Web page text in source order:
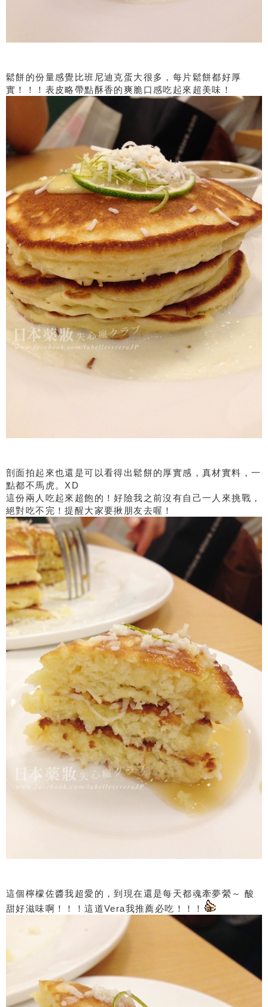
鬆餅的份量感覺比班尼迪克蛋大很多，每片鬆餅都好厚
實！！！表皮略帶點酥香的爽脆口感吃起來超美味！
剖面拍起來也還是可以看得出鬆餅的厚實感，真材實料，一
點都不馬虎。XD
這份兩人吃起來超飽的！好險我之前沒有自己一人來挑戰，
絕對吃不完！提醒大家要揪朋友去喔！
這個檸檬佐醬我超愛的，到現在還是每天都魂牽夢縈～ 酸
甜好滋味啊！！！這道Vera我推薦必吃！！！